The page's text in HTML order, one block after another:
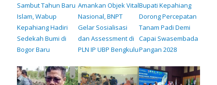
Sambut Tahun Baru
Islam, Wabup
Kepahiang Hadiri
Sedekah Bumi di
Bogor Baru
Amankan Objek Vital
Nasional, BNPT
Gelar Sosialisasi
dan Assessment di
PLN IP UBP Bengkulu
Bupati Kepahiang
Dorong Percepatan
Tanam Padi Demi
Capai Swasembada
Pangan 2028